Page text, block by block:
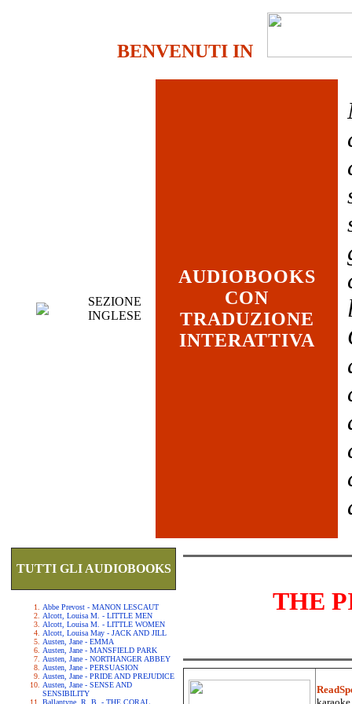
BENVENUTI IN
SEZIONE
INGLESE
AUDIOBOOKS
CON
TRADUZIONE
INTERATTIVA
TUTTI GLI AUDIOBOOKS
Abbe Prevost - MANON LESCAUT
Alcott, Louisa M. - LITTLE MEN
Alcott, Louisa M. - LITTLE WOMEN
Alcott, Louisa May - JACK AND JILL
Austen, Jane - EMMA
Austen, Jane - MANSFIELD PARK
Austen, Jane - NORTHANGER ABBEY
Austen, Jane - PERSUASION
Austen, Jane - PRIDE AND PREJUDICE
Austen, Jane - SENSE AND
SENSIBILITY
Ballantyne, R. B. - THE CORAL
THE